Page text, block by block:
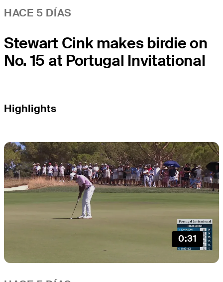
HACE 5 DÍAS
Stewart Cink makes birdie on
No. 15 at Portugal Invitational
Highlights
0:31